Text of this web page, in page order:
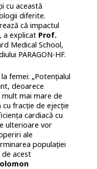
cu această
diferite.
că impactul
a explicat Prof.
Medical School,
PARAGON-HF.
femei: „Potențialul
deoarece
mai mare de
cu fracție de ejecție
cardiacă cu
ulterioare vor
ale
populației
acest